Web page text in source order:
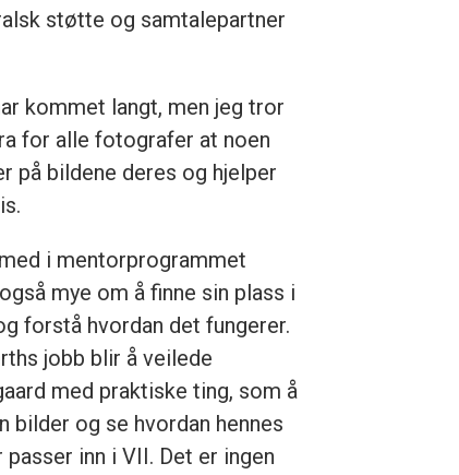
støtte og samtalepartner
kommet langt, men jeg tror
for alle fotografer at noen
på bildene deres og hjelper
i mentorprogrammet
mye om å finne sin plass i
forstå hvordan det fungerer.
jobb blir å veilede
med praktiske ting, som å
bilder og se hvordan hennes
passer inn i VII. Det er ingen